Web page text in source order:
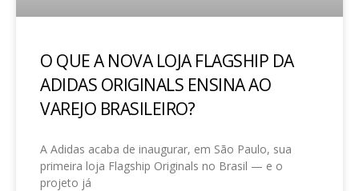
O QUE A NOVA LOJA FLAGSHIP DA
ADIDAS ORIGINALS ENSINA AO
VAREJO BRASILEIRO?
A Adidas acaba de inaugurar, em São Paulo, sua
primeira loja Flagship Originals no Brasil — e o
projeto já